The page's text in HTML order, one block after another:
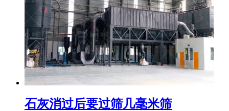
石灰消过后要过筛几毫米筛